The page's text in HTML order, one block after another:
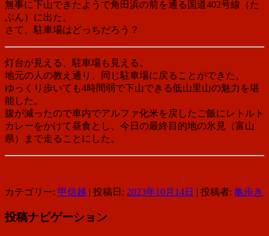
無事に下山できたようで角田浜の前を通る国道402号線（た
ぶん）に出た。
さて、駐車場はどっちだろう？
灯台が見える、駐車場も見える。
地元の人の教え通り、同じ駐車場に戻ることができた。
ゆっくり歩いても4時間弱で下山できる低山里山の魅力を堪
能した。
腹が減ったので車内でアルファ化米を戻したご飯にレトルト
カレーをかけて昼食とし、今日の最終目的地の氷見（富山
県）まで走ることにした。
カテゴリー: 甲信越 | 投稿日: 2023年10月14日 | 投稿者: 亀歩き
投稿ナビゲーション